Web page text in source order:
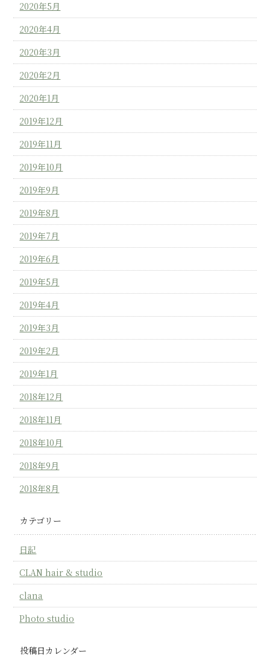
2020年5月
2020年4月
2020年3月
2020年2月
2020年1月
2019年12月
2019年11月
2019年10月
2019年9月
2019年8月
2019年7月
2019年6月
2019年5月
2019年4月
2019年3月
2019年2月
2019年1月
2018年12月
2018年11月
2018年10月
2018年9月
2018年8月
カテゴリー
日記
CLAN hair & studio
clana
Photo studio
投稿日カレンダー